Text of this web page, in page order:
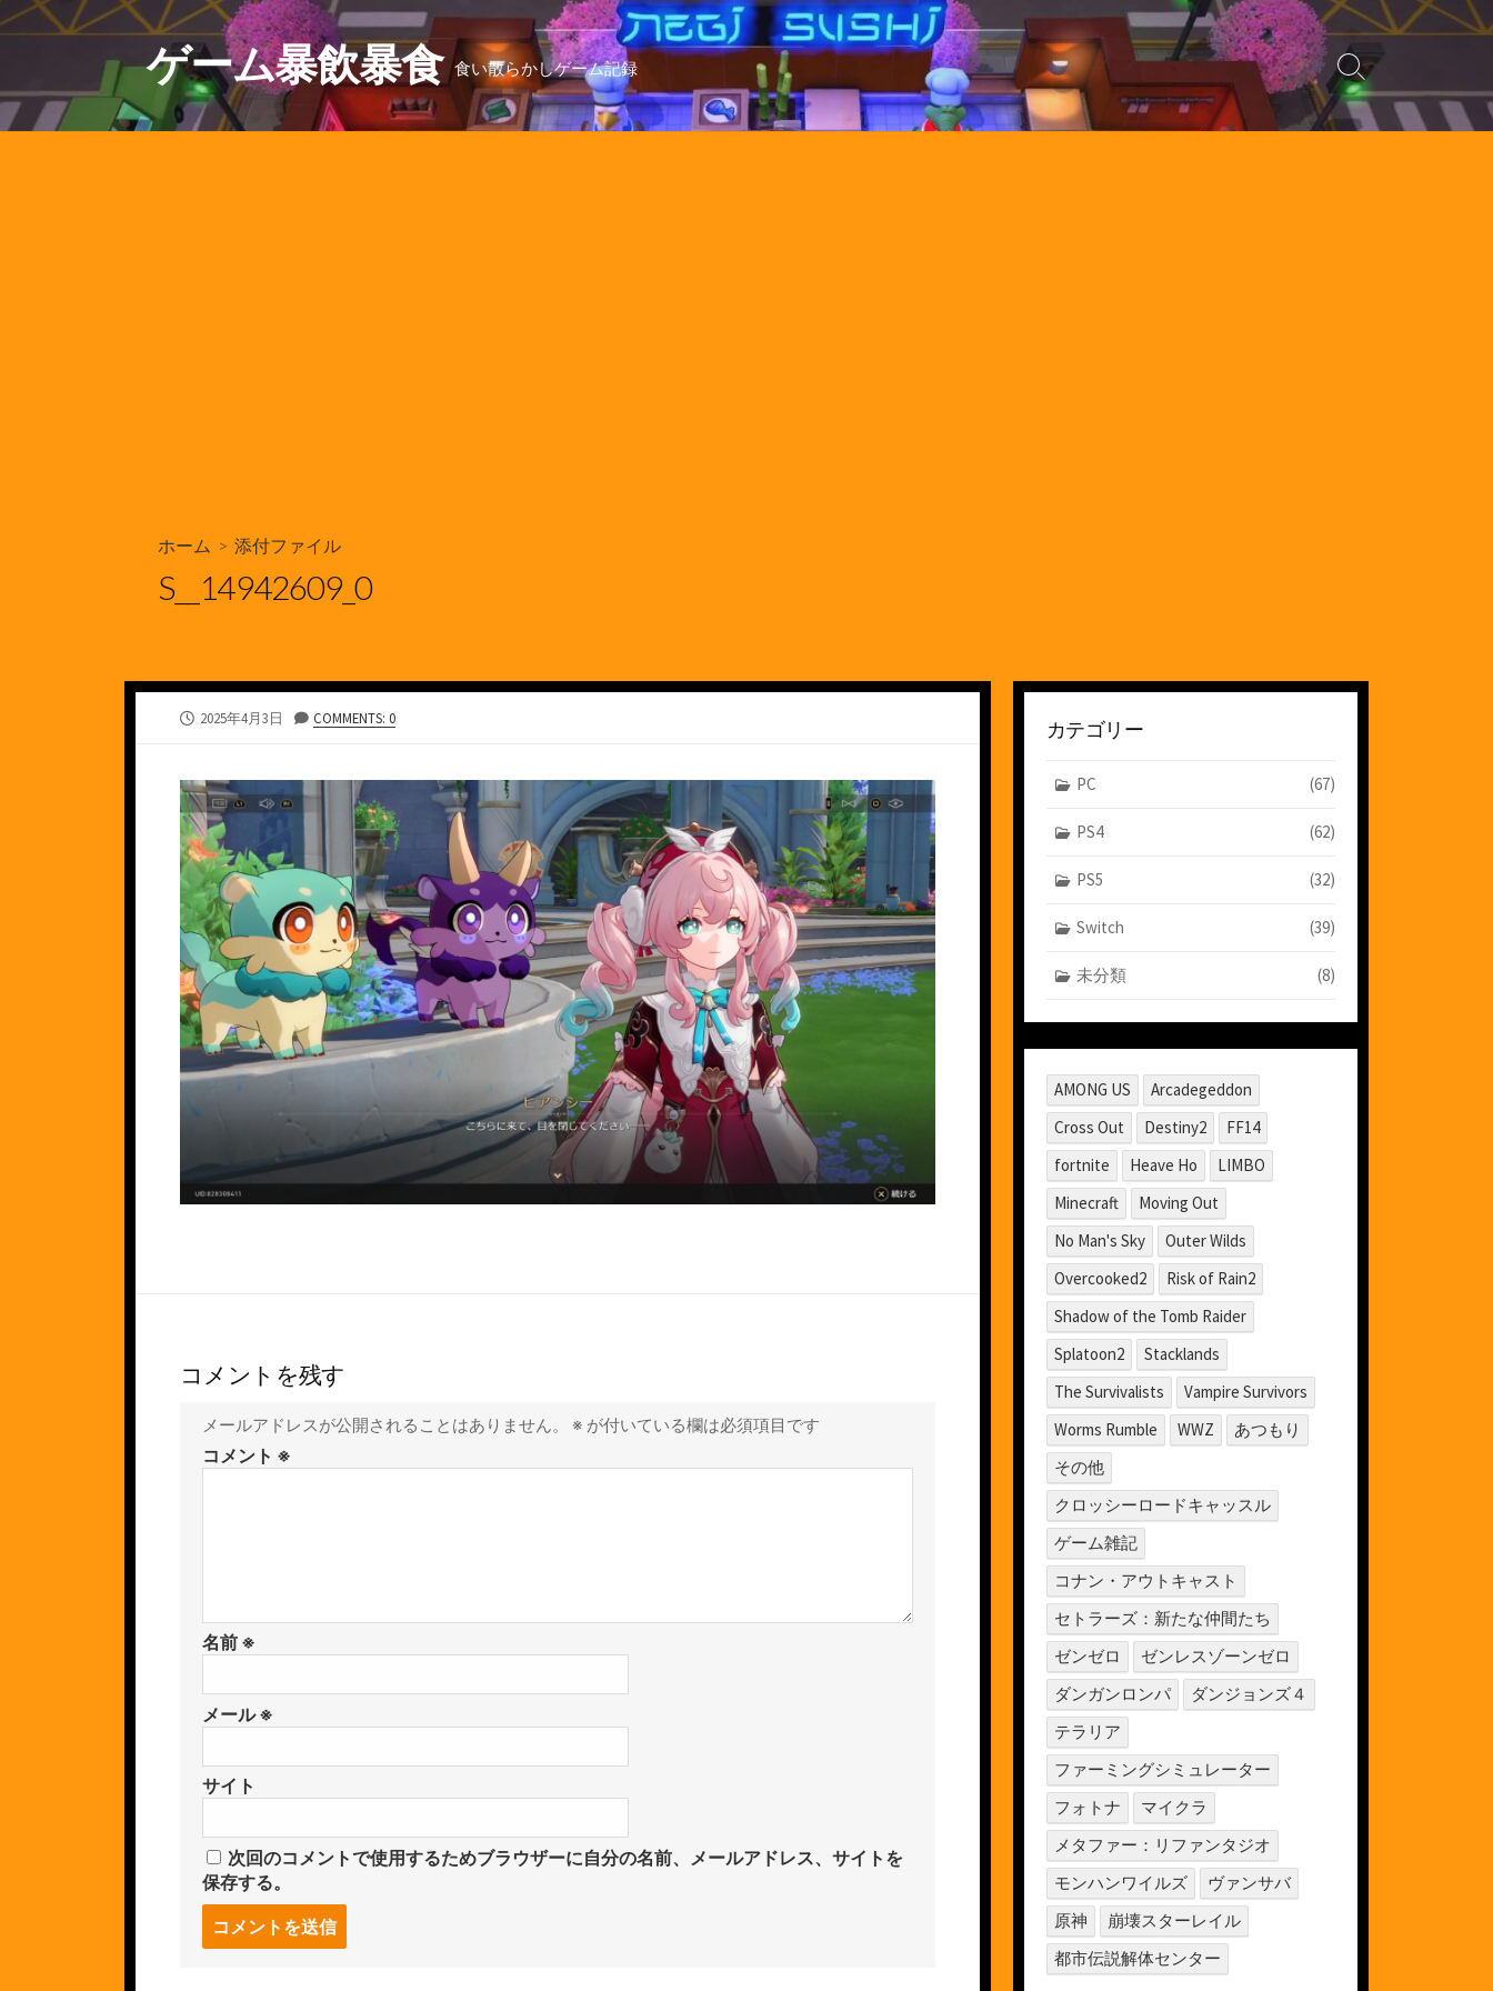
コ
ン
ン
ツ
ゲーム暴飲暴食 食い散らかしゲーム記録
検
索
切
ホーム > 添付ファイル
S__14942609_0
公
2025年4月3日 COMMENTS: 0
コメントを残す
メールアドレスが公開されることはありません。 ※ が付いている欄は必須項目です
コメント ※
名前 ※
メール※
サイト
次回のコメントで使用するためブラウザーに自分の名前、メールアドレス、サイトを
保存する。
カテゴリー
PC (67)
PS4 (62)
PS5 (32)
Switch (39)
未分類 (8)
AMONG US
Arcadegeddon
Cross Out
Destiny2
FF14
fortnite
Heave Ho
LIMBO
Minecraft
Moving Out
No Man's Sky
Outer Wilds
Overcooked2
Risk of Rain2
Shadow of the Tomb Raider
Splatoon2
Stacklands
The Survivalists
Vampire Survivors
Worms Rumble
WWZ
あつもり
その他
クロッシーロードキャッスル
ゲーム雑記
コナン・アウトキャスト
セトラーズ：新たな仲間たち
ゼンゼロ
ゼンレスゾーンゼロ
ダンガンロンパ
ダンジョンズ４
テラリア
ファーミングシミュレーター
フォトナ
マイクラ
メタファー：リファンタジオ
モンハンワイルズ
ヴァンサバ
原神
崩壊スターレイル
都市伝説解体センター